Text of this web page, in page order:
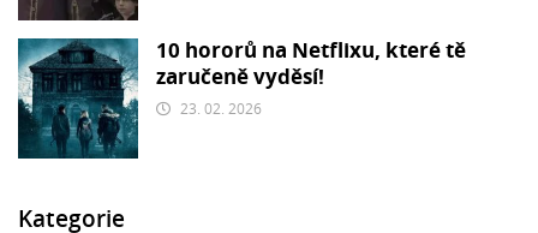
10 hororů na Netflixu, které tě
zaručeně vyděsí!
23. 02. 2026
Kategorie